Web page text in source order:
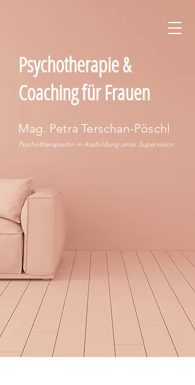
Psychotherapie &
Coaching für Frauen
Mag. Petra Terschan-Pöschl
Psychotherapeutin in Ausbildung unter Supervision